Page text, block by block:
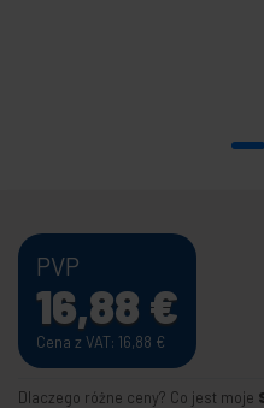
PVP
16,88 €
Cena z VAT: 16,88 €
Dlaczego różne ceny? Co jest moje